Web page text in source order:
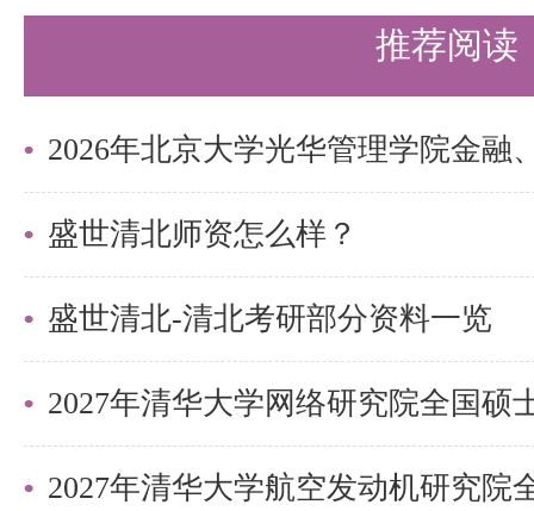
时谐电磁波的复数形式：理解时
法。
廷矢量的物理意义。
平面波的特征与传播：了解平面
播中的应用。
推荐阅读
盛世清北师资怎么样？
盛世清北-清北考研部分资料一览